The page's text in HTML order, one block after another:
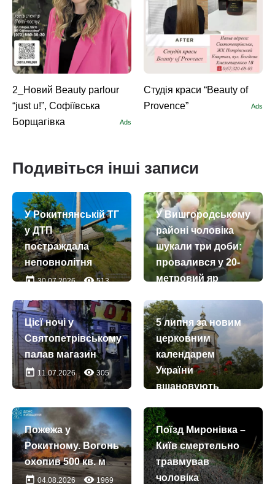
2_Новий Beauty parlour
“just u!”, Софіївська
Борщагівка
Ads
Студія краси “Beauty of
Provence”
Ads
Подивіться інші записи
У Рокитнянській ТГ
у ДТП
постраждала
неповнолітня
today30.07.2026 remove_red_eye513
У Вишгородському
районі чоловіка
шукали три доби:
провалився у 20-
метровий яр
today12.07.2026
Цієї ночі у
Святопетрівському
палав магазин
today 11.07.2026 remove_red_eye 305
5 липня за новим
церковним
календарем
України
вшановують
Афанасія
Афонського, а
також ікону Божої
Матері
“Економісса”
Пожежа у
Рокитному. Вогонь
охопив 500 кв. м
today 04.08.2026 remove_red_eye 1969
Поїзд Миронівка –
Київ смертельно
травмував
чоловіка